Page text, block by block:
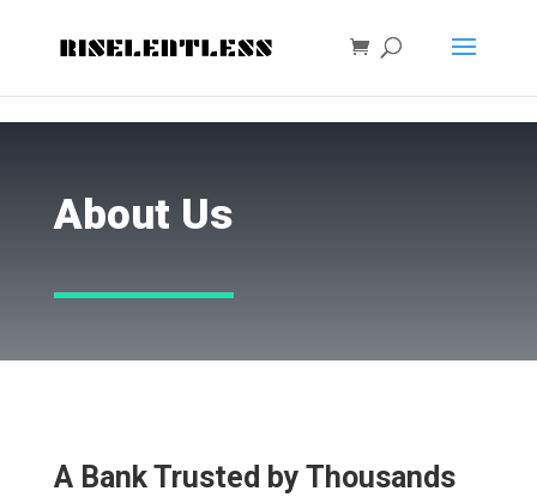
About Us
A Bank Trusted by Thousands